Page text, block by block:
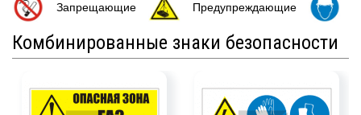
Запрещающие Предупреждающие
Комбинированные знаки безопасности